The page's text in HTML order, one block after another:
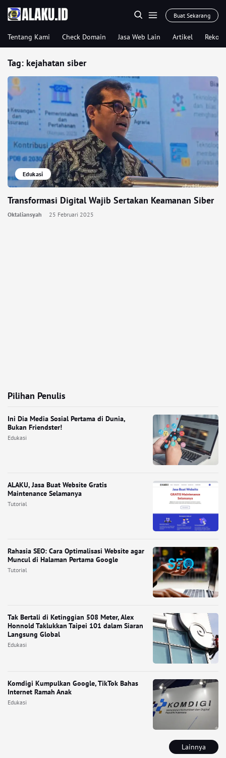
Buat Sekarang
Tentang Kami Check Domain Jasa Web Lain Artikel
Pilihan Penulis
Ini Dia Media Sosial Pertama di Dunia,
Bukan Friendster!
Edukasi
ALAKU, Jasa Buat Website Gratis
Maintenance Selamanya
Tutorial
Rahasia SEO: Cara Optimalisasi Website agar
Muncul di Halaman Pertama Google
Tutorial
Tak Bertali di Ketinggian 508 Meter, Alex
Honnold Taklukkan Taipei 101 dalam Siaran
Langsung Global
Edukasi
Komdigi Kumpulkan Google, TikTok Bahas
Internet Ramah Anak
Edukasi
Lainnya
Tag: kejahatan siber
Edukasi
Transformasi Digital Wajib Sertakan Keamanan Siber
Oktaliansyah 25 Februari 2025